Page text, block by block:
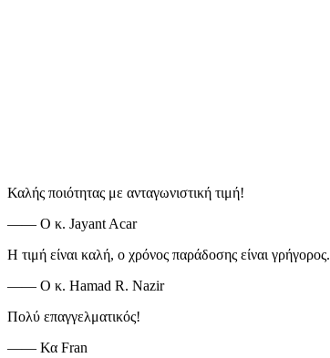
Καλής ποιότητας με ανταγωνιστική τιμή!
—— Ο κ. Jayant Acar
Η τιμή είναι καλή, ο χρόνος παράδοσης είναι γρήγορος.
—— Ο κ. Hamad R. Nazir
Πολύ επαγγελματικός!
—— Κα Fran